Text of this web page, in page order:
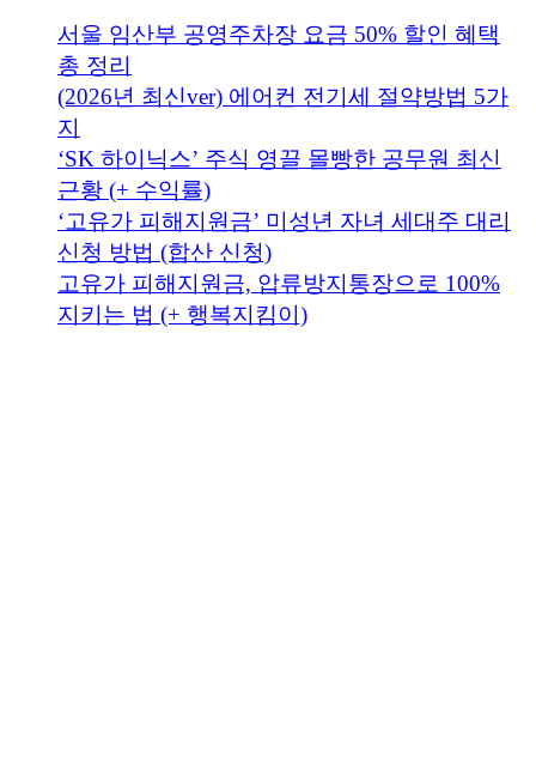
서울 임산부 공영주차장 요금 50% 할인 혜택
총 정리
(2026년 최신ver) 에어컨 전기세 절약방법 5가
지
‘SK 하이닉스’ 주식 영끌 몰빵한 공무원 최신
근황 (+ 수익률)
‘고유가 피해지원금’ 미성년 자녀 세대주 대리
신청 방법 (합산 신청)
고유가 피해지원금, 압류방지통장으로 100%
지키는 법 (+ 행복지킴이)